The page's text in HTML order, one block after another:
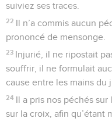
suiviez ses traces.
22 Il n’a commis aucun
prononcé de mensonge.
23 Injurié, il ne ripostait
souffrir, il ne formulait
cause entre les mains du
24 Il a pris nos péchés sur
sur la croix, afin qu’étant